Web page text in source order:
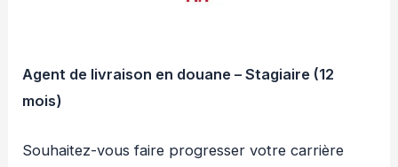
Agent de livraison en douane – Stagiaire (12
mois)
Souhaitez-vous faire progresser votre carrière